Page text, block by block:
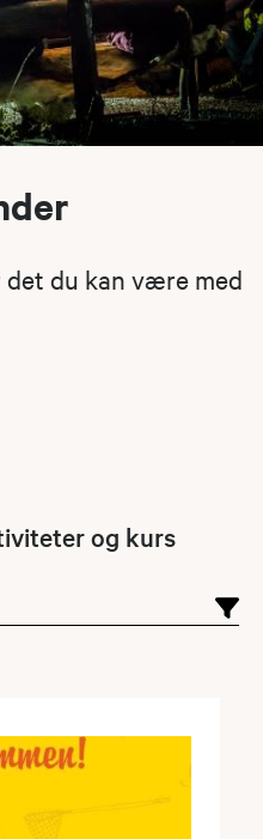
du kan være med
og kurs